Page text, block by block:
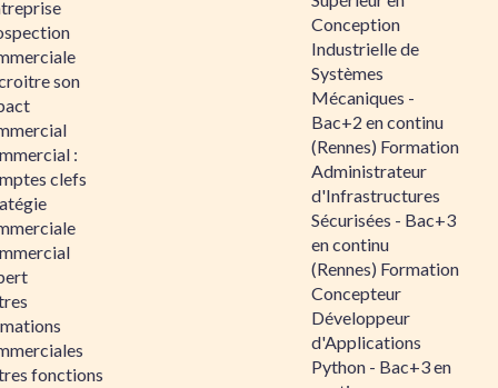
son
:
clefs
fonctions
Conception
Industrielle de
Systèmes
Mécaniques -
Bac+2 en continu
(Rennes) Formation
Administrateur
d'Infrastructures
Sécurisées - Bac+3
en continu
(Rennes) Formation
Concepteur
Développeur
d'Applications
Python - Bac+3 en